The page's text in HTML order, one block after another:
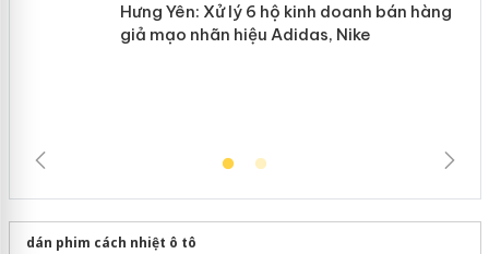
Hưng Yên: Xử lý 6 hộ kinh doanh bán
hàng giả mạo nhãn hiệu Adidas, Nike
dán phim cách nhiệt ô tô